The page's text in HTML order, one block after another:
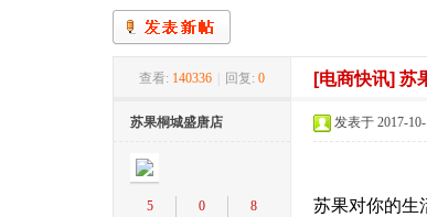
› ›
查看: 140336 回复: 0 [电商快讯] 苏
苏果桐城盛唐店
5
0
8
发表于 2017-
苏果对你的生